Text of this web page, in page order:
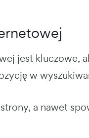
jest kluczowe,
w
a nawet